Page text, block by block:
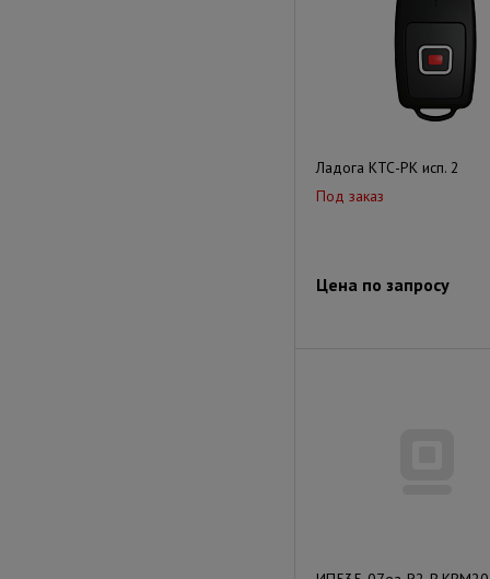
Ладога КТС-РК исп. 2
Под заказ
Цена по запросу